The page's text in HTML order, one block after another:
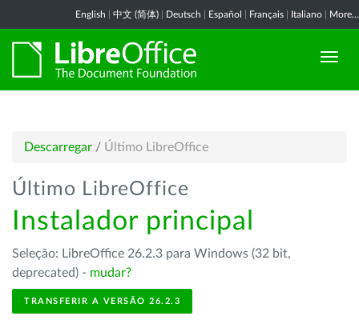
English 中文 (简体) Deutsch Español Français Italiano More...
Descarregar / Último LibreOffice
Último LibreOffice
Instalador principal
Seleção: LibreOffice 26.2.3 para Windows (32 bit,
deprecated) - mudar?
TRANSFERIR A VERSÃO 26.2.3